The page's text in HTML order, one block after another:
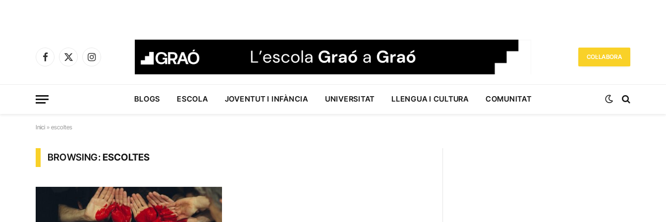
Facebook
X
Instagram
COL·LABORA
BLOGS ESCOLA JOVENTUT I INFÀNCIA UNIVERSITAT LLENGUA I CULTURA COMUNITAT
Inici » escoltes
BROWSING:ESCOLTES